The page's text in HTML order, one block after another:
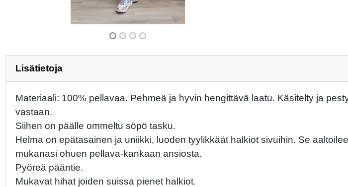
Lisätietoja
Materiaali: 100% pellavaa. Pehmeä ja hyvin hengittävä laatu. Käsitelty ja
vastaan.
Siihen on päälle ommeltu söpö tasku.
Helma on epätasainen ja uniikki, luoden tyylikkäät halkiot sivuihin. Se
mukanasi ohuen pellava-kankaan ansiosta.
Pyöreä pääntie.
Mukavat hihat joiden suissa pienet halkiot.